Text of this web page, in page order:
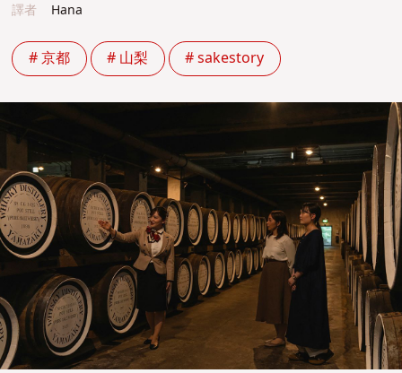
譯者
Hana
# 京都 # 山梨 # sakestory